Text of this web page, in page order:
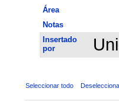
Área
Notas
Insertado
por
Seleccionar todo